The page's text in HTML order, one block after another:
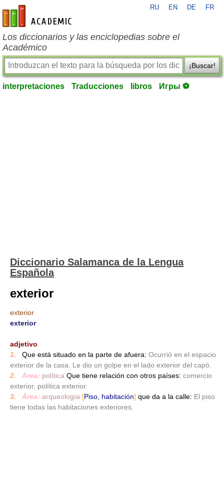
es-academic.com
RU EN DE FR
Los diccionarios y las enciclopedias sobre el
Académico
¡Buscar!
interpretaciones Traducciones libros Игры ⚽
Diccionario Salamanca de la Lengua
Española
exterior
exterior
exterior
adjetivo
1.
Que está situado en la parte de afuera: Ocurrió en el espacio
exterior de la casa. Le dio un golpe en el lado exterior del capó.
2.
Área: política Que tiene relación con otros países: comercio
exterior, política exterior.
3.
Área: arqueología [Piso, habitación] que da a la calle: El piso
tiene todas las habitaciones exteriores.